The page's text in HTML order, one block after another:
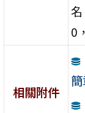
0
相關附件